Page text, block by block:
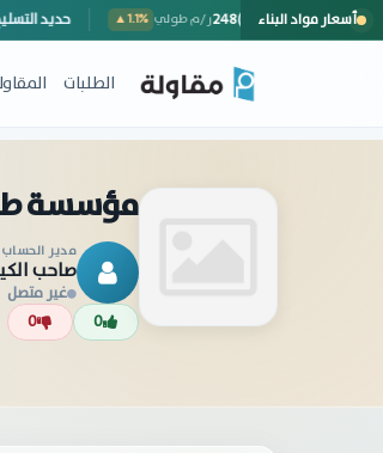
أسعار مواد البناء
سور خارجي (مع المصنعية)248ر/م طولي ▲1.1%
الطلبات
مؤسسة
مدير الحساب
صاحب
غير متصل
0
0